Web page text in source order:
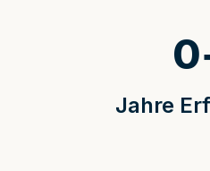
Jahre
0